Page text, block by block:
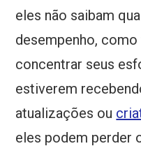
eles não saibam
desempenho,
concentrar seus
estiverem
atualizações ou
eles podem perder